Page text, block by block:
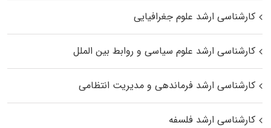
کارشناسی ارشد علوم جغرافیایی
کارشناسی ارشد علوم سیاسی و روابط بین الملل
کارشناسی ارشد فرماندهی و مدیریت انتظامی
کارشناسی ارشد فلسفه